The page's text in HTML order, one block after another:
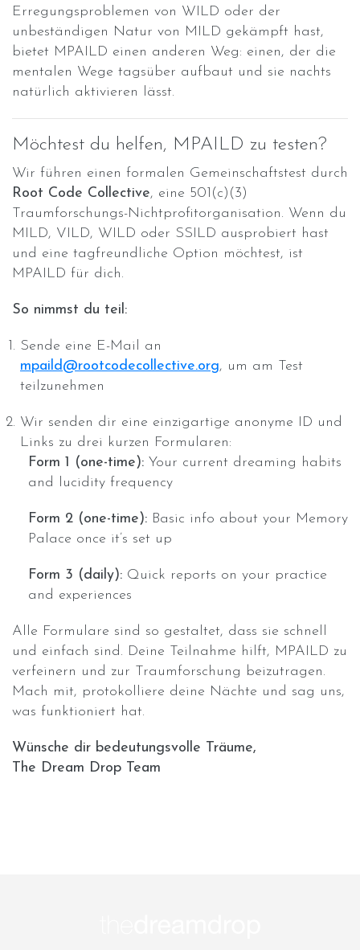
Erregungsproblemen von WILD oder der
unbeständigen Natur von MILD gekämpft hast,
bietet MPAILD einen anderen Weg: einen, der die
mentalen Wege tagsüber aufbaut und sie nachts
natürlich aktivieren lässt.
Möchtest du helfen, MPAILD zu testen?
Wir führen einen formalen Gemeinschaftstest durch
Root Code Collective, eine 501(c)(3)
Traumforschungs-Nichtprofitorganisation. Wenn du
MILD, VILD, WILD oder SSILD ausprobiert hast
und eine tagfreundliche Option möchtest, ist
MPAILD für dich.
So nimmst du teil:
Sende eine E-Mail an
mpaild@rootcodecollective.org, um am Test
teilzunehmen
Wir senden dir eine einzigartige anonyme ID und
Links zu drei kurzen Formularen:
Form 1 (one-time): Your current dreaming habits
and lucidity frequency
Form 2 (one-time): Basic info about your Memory
Palace once it’s set up
Form 3 (daily): Quick reports on your practice
and experiences
Alle Formulare sind so gestaltet, dass sie schnell
und einfach sind. Deine Teilnahme hilft, MPAILD zu
verfeinern und zur Traumforschung beizutragen.
Mach mit, protokolliere deine Nächte und sag uns,
was funktioniert hat.
Wünsche dir bedeutungsvolle Träume,
The Dream Drop Team